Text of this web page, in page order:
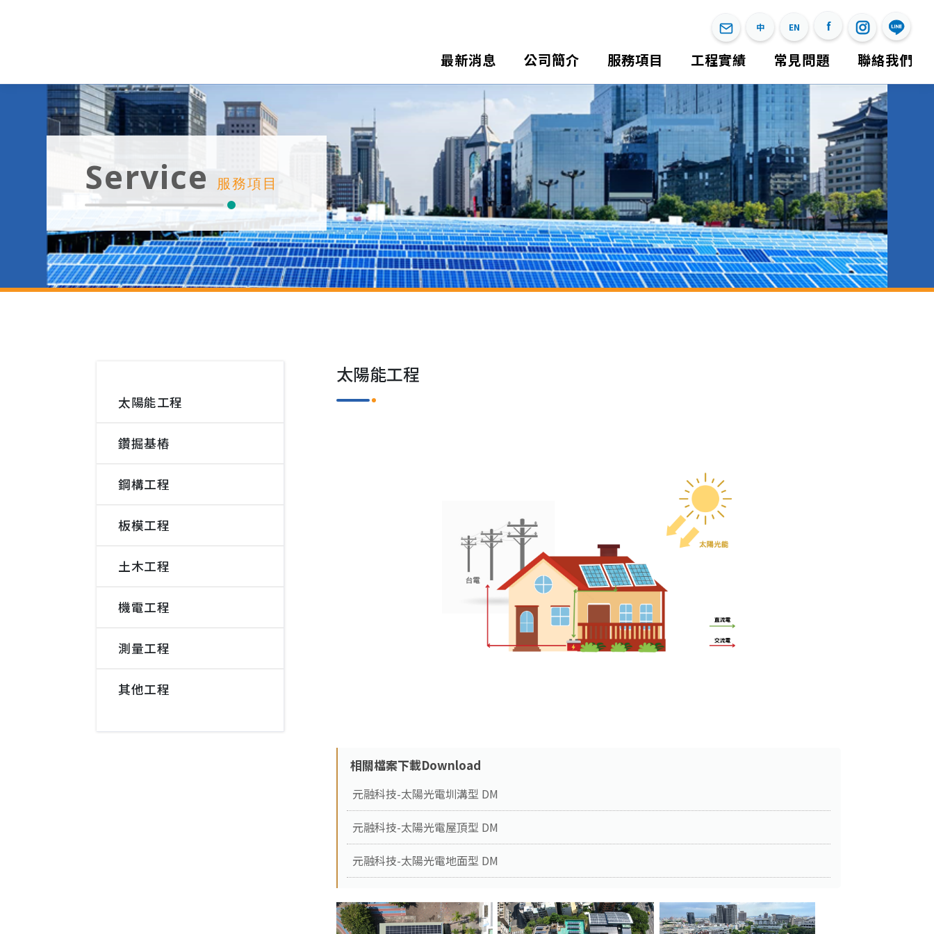
中 EN f
最新消息 公司簡介 服務項目 工程實績 常見問題 聯絡我們
Service 服務項目
太陽能工程
鑽掘基樁
鋼構工程
板模工程
土木工程
機電工程
測量工程
其他工程
太陽能工程
相關檔案下載Download
元融科技-太陽光電圳溝型 DM
元融科技-太陽光電屋頂型 DM
元融科技-太陽光電地面型 DM